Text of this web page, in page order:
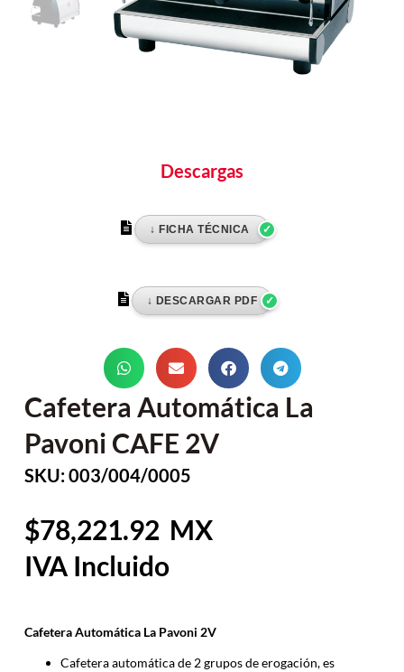
Descargas
Cafetera Automática La
Pavoni CAFE 2V
SKU: 003/004/0005
78,221.92
Cafetera Automática La Pavoni 2V
Cafetera automática de 2 grupos de erogación, es